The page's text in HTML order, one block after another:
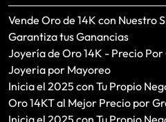
Vende Oro de 14K con Nuestro
Garantiza tus Ganancias
Joyería de Oro 14K - Precio
Joyeria por Mayoreo
Inicia el 2025 con Tu Propio
Oro 14KT al Mejor Precio por
Inicia el 2025 con Tu Propio